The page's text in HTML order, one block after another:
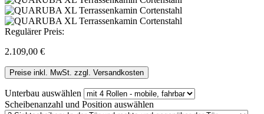
Regulärer Preis:
2.109,00 €
Preise inkl. MwSt. zzgl. Versandkosten
Unterbau auswählen
Scheibenanzahl und Position auswählen